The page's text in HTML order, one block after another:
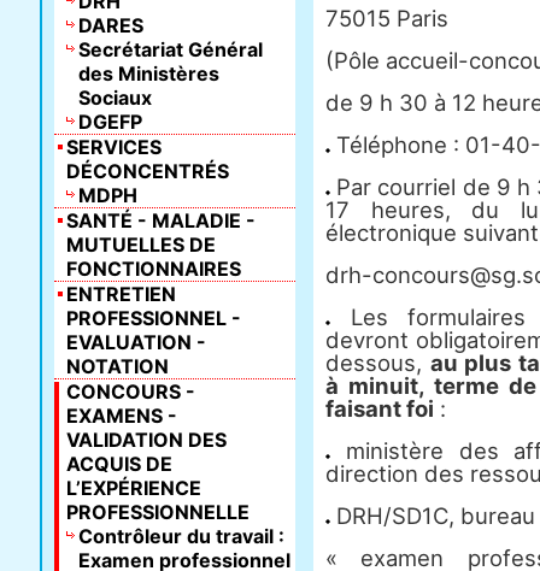
75015 Paris
(Pôle accueil-
de 9 h 30 à 12
Téléphone : 01-
Par courriel de 9 h
17 heures, du
électronique
drh-
Les formulaires
devront
dessous, au plus
à minuit, terme
faisant foi :
ministère des
direction des
DRH/SD1C,
« examen
DARES
Secrétariat Général
des Ministères
Sociaux
DGEFP
SERVICES
DÉCONCENTRÉS
MDPH
SANTÉ - MALADIE -
MUTUELLES DE
FONCTIONNAIRES
ENTRETIEN
PROFESSIONNEL -
EVALUATION -
NOTATION
CONCOURS -
EXAMENS -
VALIDATION DES
ACQUIS DE
L’EXPÉRIENCE
PROFESSIONNELLE
Contrôleur du travail :
Examen professionnel